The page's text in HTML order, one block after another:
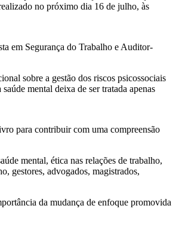
no próximo dia 16 de julho, às
em Segurança do Trabalho e Auditor-
sobre a gestão dos riscos psicossociais
mental deixa de ser tratada apenas
para contribuir com uma compreensão
mental, ética nas relações de trabalho,
gestores, advogados, magistrados,
da mudança de enfoque promovida